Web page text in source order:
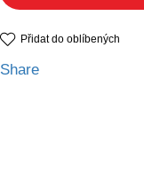
Přidat do oblíbených
Share